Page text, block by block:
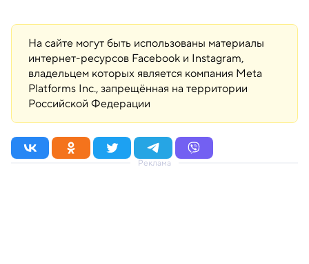
На сайте могут быть использованы материалы
интернет-ресурсов Facebook и Instagram,
владельцем которых является компания Meta
Platforms Inc., запрещённая на территории
Российской Федерации
Реклама